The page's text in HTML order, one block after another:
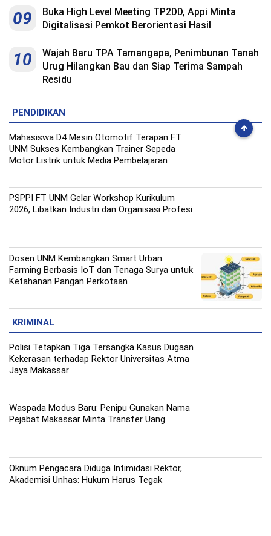
09
Buka High Level Meeting TP2DD, Appi Minta
Digitalisasi Pemkot Berorientasi Hasil
10
Wajah Baru TPA Tamangapa, Penimbunan Tanah
Urug Hilangkan Bau dan Siap Terima Sampah
Residu
PENDIDIKAN
Mahasiswa D4 Mesin Otomotif Terapan FT
UNM Sukses Kembangkan Trainer Sepeda
Motor Listrik untuk Media Pembelajaran
PSPPI FT UNM Gelar Workshop Kurikulum
2026, Libatkan Industri dan Organisasi Profesi
Dosen UNM Kembangkan Smart Urban
Farming Berbasis IoT dan Tenaga Surya untuk
Ketahanan Pangan Perkotaan
KRIMINAL
Polisi Tetapkan Tiga Tersangka Kasus Dugaan
Kekerasan terhadap Rektor Universitas Atma
Jaya Makassar
Waspada Modus Baru: Penipu Gunakan Nama
Pejabat Makassar Minta Transfer Uang
Oknum Pengacara Diduga Intimidasi Rektor,
Akademisi Unhas: Hukum Harus Tegak